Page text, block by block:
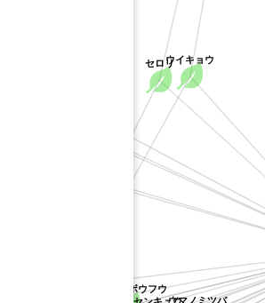
セロリウイキョウ
ハクサンボウフウ